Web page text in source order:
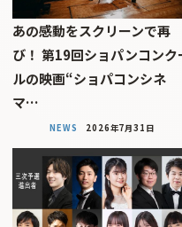
あの感動をスクリーンで再
び！ 第19回ショパンコンク
ルの映画“ショパコンシネ
マ…
NEWS 2026年7月31日